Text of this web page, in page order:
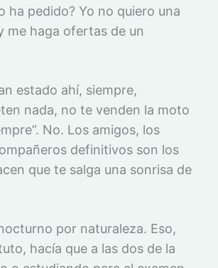
ha pedido? Yo no quiero una
me haga ofertas de un
estado ahí, siempre,
nada, no te venden la moto
No. Los amigos, los
definitivos son los
que te salga una sonrisa de
por naturaleza. Eso,
hacía que a las dos de la